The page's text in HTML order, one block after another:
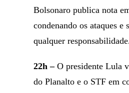
Bolsonaro publica nota
condenando os ataques e
qualquer
22h –O presidente Lula
do Planalto e o STF em